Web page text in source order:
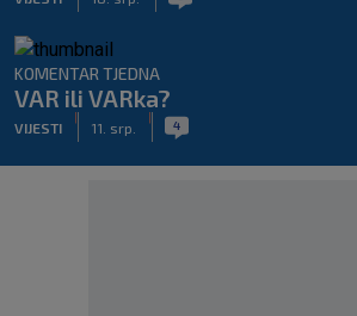
KOMENTAR TJEDNA
VAR ili VARka?
VIJESTI 11. srp. 4